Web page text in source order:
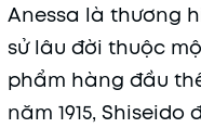
Anessa là thương
sử lâu đời thuộc
phẩm hàng đầu
năm 1915,